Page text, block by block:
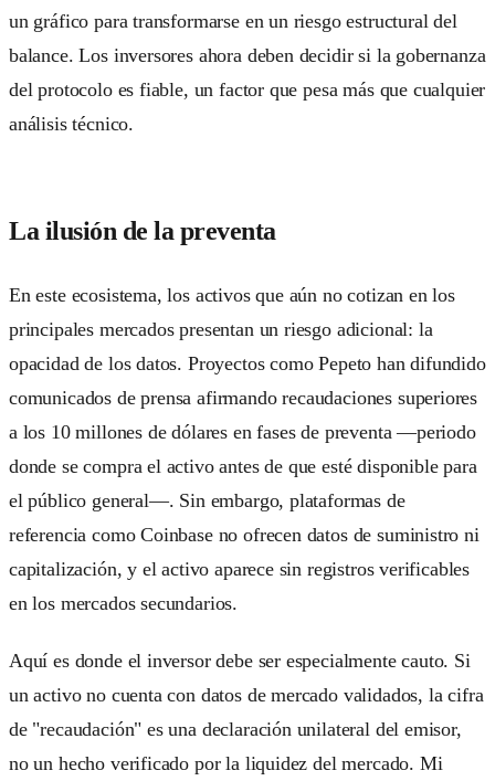
un gráfico para transformarse en un riesgo estructural del
balance. Los inversores ahora deben decidir si la gobernanza
del protocolo es fiable, un factor que pesa más que cualquier
análisis técnico.
La ilusión de la preventa
En este ecosistema, los activos que aún no cotizan en los
principales mercados presentan un riesgo adicional: la
opacidad de los datos. Proyectos como Pepeto han difundido
comunicados de prensa afirmando recaudaciones superiores
a los 10 millones de dólares en fases de preventa —periodo
donde se compra el activo antes de que esté disponible para
el público general—. Sin embargo, plataformas de
referencia como Coinbase no ofrecen datos de suministro ni
capitalización, y el activo aparece sin registros verificables
en los mercados secundarios.
Aquí es donde el inversor debe ser especialmente cauto. Si
un activo no cuenta con datos de mercado validados, la cifra
de "recaudación" es una declaración unilateral del emisor,
no un hecho verificado por la liquidez del mercado. Mi